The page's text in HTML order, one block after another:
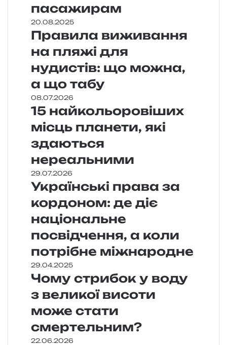
пасажирам
20.08.2025
Правила виживання
на пляжі для
нудистів: що можна,
а що табу
08.07.2026
15 найкольоровіших
місць планети, які
здаються
нереальними
29.07.2026
Українські права за
кордоном: де діє
національне
посвідчення, а коли
потрібне міжнародне
29.04.2025
Чому стрибок у воду
з великої висоти
може стати
смертельним?
22.06.2026